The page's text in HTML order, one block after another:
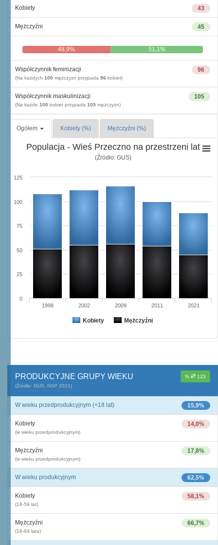
43
Kobiety
45
Mężczyźni
48,9% 51,1%
96
Współczynnik feminizacji
(Na każdych 100 mężczyzn przypada 96 kobiet)
105
Współczynnik maskulinizacji
(Na każde 100 kobiet przypada 105 mężczyzn)
Ogółem Kobiety (%) Mężczyźni (%)
Populacja - Wieś Przeczno na przestrzeni lat
(Źródło: GUS)
Kobiety Mężczyźni
1998 2002 2009 2011 2021
0
25
50
75
100
125
% 123
PRODUKCYJNE GRUPY WIEKU
(Źródło: GUS, NSP 2021)
15,9%
W wieku przedprodukcyjnym (<18 lat)
14,0%
Kobiety
(w wieku przedprodukcyjnym)
17,8%
Mężczyźni
(w wieku przedprodukcyjnym)
62,5%
W wieku produkcyjnym
58,1%
Kobiety
(18-59 lat)
66,7%
Mężczyźni
(18-64 lata)